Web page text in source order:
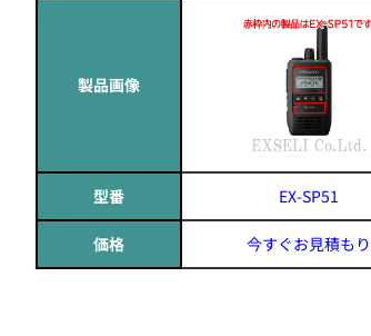
製品画像
型番 EX-SP51
価格 今すぐお見積もり